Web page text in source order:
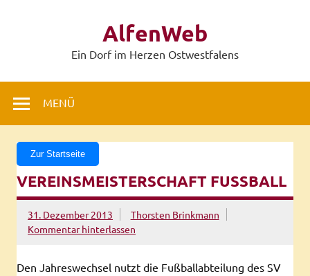
AlfenWeb
Ein Dorf im Herzen Ostwestfalens
MENÜ
Zur Startseite
VEREINSMEISTERSCHAFT FUSSBALL
31. Dezember 2013
Thorsten Brinkmann
Kommentar hinterlassen
Den Jahreswechsel nutzt die Fußballabteilung des SV